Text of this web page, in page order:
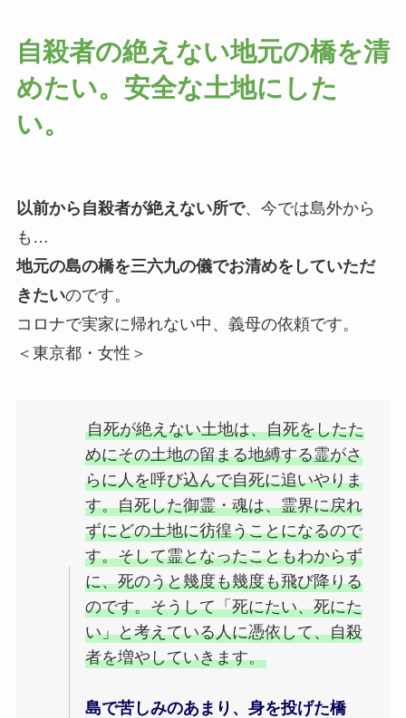
自殺者の絶えない地元の橋を清
めたい。安全な土地にした
い。
以前から自殺者が絶えない所で、今では島外から
も…
地元の島の橋を三六九の儀でお清めをしていただ
きたいのです。
コロナで実家に帰れない中、義母の依頼です。
＜東京都・女性＞
自死が絶えない土地は、自死をしたた
めにその土地の留まる地縛する霊がさ
らに人を呼び込んで自死に追いやりま
す。自死した御霊・魂は、霊界に戻れ
ずにどの土地に彷徨うことになるので
す。そして霊となったこともわからず
に、死のうと幾度も幾度も飛び降りる
のです。そうして「死にたい、死にた
い」と考えている人に憑依して、自殺
者を増やしていきます。
島で苦しみのあまり、身を投げた橋